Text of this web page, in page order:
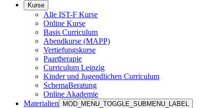
Kurse
Alle IST-F Kurse
Online Kurse
Basis Curriculum
Abendkurse (MAPP)
Vertiefungskurse
Paartherapie
Curriculum Leipzig
Kinder und Jugendlichen Curriculum
SchemaBeratung
Online Akademie
Materialien
MOD_MENU_TOGGLE_SUBMENU_LABEL